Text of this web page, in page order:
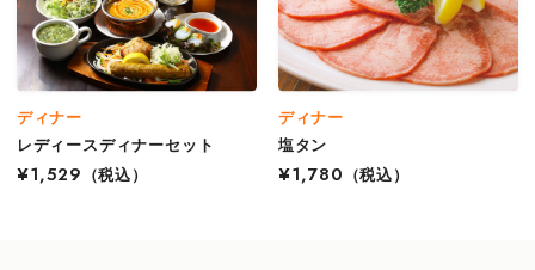
ディナー
レディースディナーセット
¥1,529
（税込）
ディナー
塩タン
¥1,780
（税込）